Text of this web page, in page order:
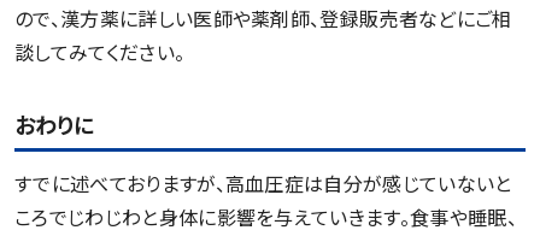
ので、漢方薬に詳しい医師や薬剤師、登録販売者などにご相
談してみてください。
おわりに
すでに述べておりますが、高血圧症は自分が感じていないと
ころでじわじわと身体に影響を与えていきます。食事や睡眠、